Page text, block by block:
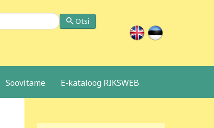
Otsi
Soovitame E-kataloog RIKSWEB